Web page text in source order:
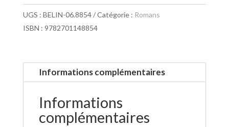
UGS : BELIN-06.8854 Catégorie : Romans
ISBN : 9782701148854
Informations complémentaires
Informations
complémentaires